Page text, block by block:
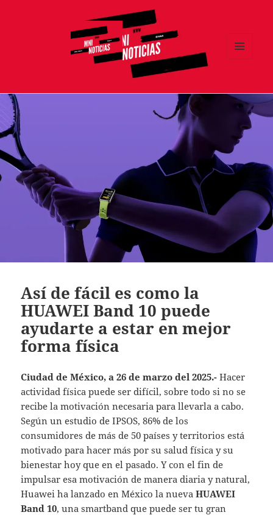
Así de fácil es como la
HUAWEI Band 10 puede
ayudarte a estar en mejor
forma física
Ciudad de México, a 26 de marzo del 2025.- Hacer
actividad física puede ser difícil, sobre todo si no se
recibe la motivación necesaria para llevarla a cabo.
Según un estudio de IPSOS, 86% de los
consumidores de más de 50 países y territorios está
motivado para hacer más por su salud física y su
bienestar hoy que en el pasado. Y con el fin de
impulsar esa motivación de manera diaria y natural,
Huawei ha lanzado en México la nuevaHUAWEI
Band 10, una smartband que puede ser tu gran